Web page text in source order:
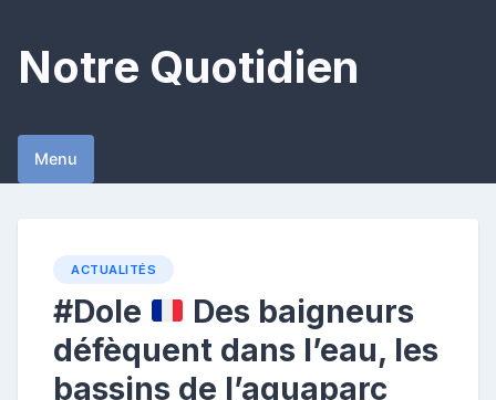
content
Notre Quotidien
Menu
ACTUALITÉS
#Dole
Des baigneurs
défèquent dans l’eau, les
bassins de l’aquaparc